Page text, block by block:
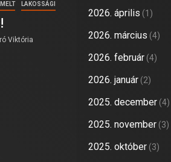
LAKOSSÁGI
Viktória
2026. április (1)
2026. március (4)
2026. február(4)
2026. január(2)
2025. december(4)
2025. november(3)
2025. október(3)